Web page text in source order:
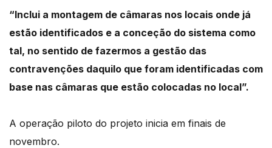
“Inclui a montagem de câmaras nos locais onde já
estão identificados e a conceção do sistema como
tal, no sentido de fazermos a gestão das
contravenções daquilo que foram identificadas com
base nas câmaras que estão colocadas no local”.
A operação piloto do projeto inicia em finais de
novembro.